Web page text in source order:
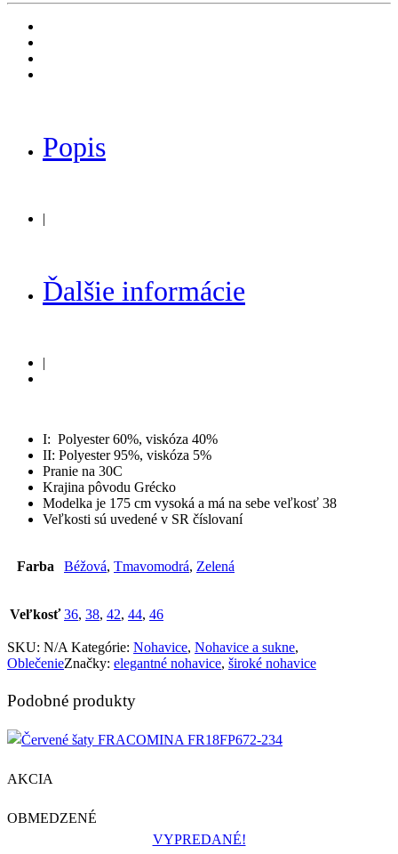
Popis
|
Ďalšie informácie
|
I: Polyester 60%, viskóza 40%
II: Polyester 95%, viskóza 5%
Pranie na 30C
Krajina pôvodu Grécko
Modelka je 175 cm vysoká a má na sebe veľkosť 38
Veľkosti sú uvedené v SR číslovaní
Farba Béžová, Tmavomodrá, Zelená
Veľkosť 36, 38, 42, 44, 46
SKU: N/A Kategórie: Nohavice, Nohavice a sukne,
OblečenieZnačky: elegantné nohavice, široké nohavice
Podobné produkty
AKCIA
OBMEDZENÉ
VYPREDANÉ!